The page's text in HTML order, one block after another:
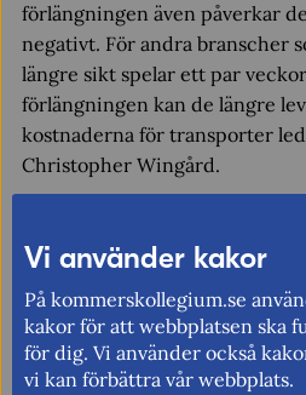
förlängningen även påverkar
negativt. För andra branscher
längre sikt spelar ett par
förlängningen kan de längre
kostnaderna för transporter
Christopher Wingård.
Handelseffekter av
Bilaga till analys om
fartygsattackerna i Röda havet
Kontakt
Vi använder kakor
På kommerskollegium.se
kakor för att webbplatsen ska
för dig. Vi använder också
vi kan förbättra vår webbplats.